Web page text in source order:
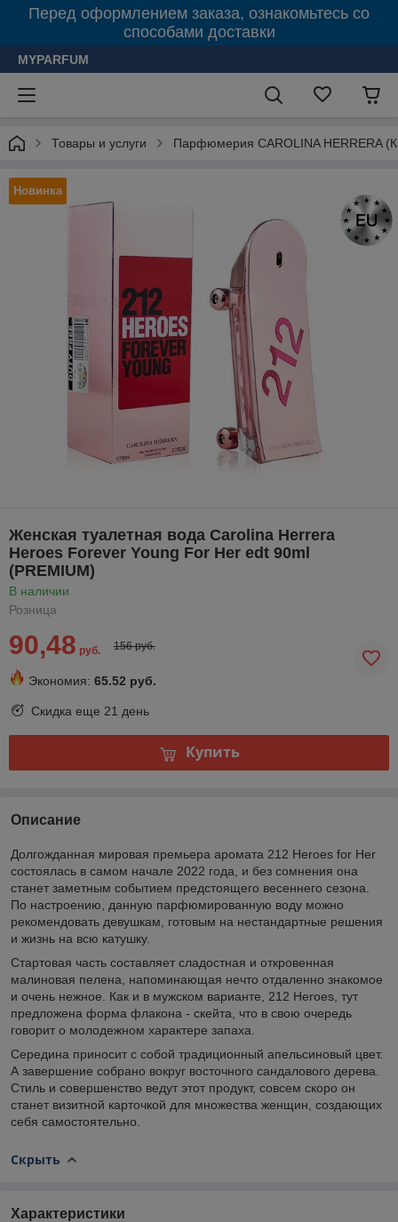
Перед оформлением заказа, ознакомьтесь со
способами доставки
MYPARFUM
Товары и услуги Парфюмерия CAROLINA HERRERA
Новинка
Женская туалетная вода Carolina Herrera
Heroes Forever Young For Her edt 90ml
(PREMIUM)
В наличии
Розница
90,48 руб. 156 руб.
Экономия: 65.52 руб.
Скидка еще 21 день
Купить
Описание
Долгожданная мировая премьера аромата 212 Heroes for Her
состоялась в самом начале 2022 года, и без сомнения она
станет заметным событием предстоящего весеннего сезона.
По настроению, данную парфюмированную воду можно
рекомендовать девушкам, готовым на нестандартные решения
и жизнь на всю катушку.
Стартовая часть составляет сладостная и откровенная
малиновая пелена, напоминающая нечто отдаленно знакомое
и очень нежное. Как и в мужском варианте, 212 Heroes, тут
предложена форма флакона - скейта, что в свою очередь
говорит о молодежном характере запаха.
Середина приносит с собой традиционный апельсиновый цвет.
А завершение собрано вокруг восточного сандалового дерева.
Стиль и совершенство ведут этот продукт, совсем скоро он
станет визитной карточкой для множества женщин, создающих
себя самостоятельно.
Скрыть
Характеристики